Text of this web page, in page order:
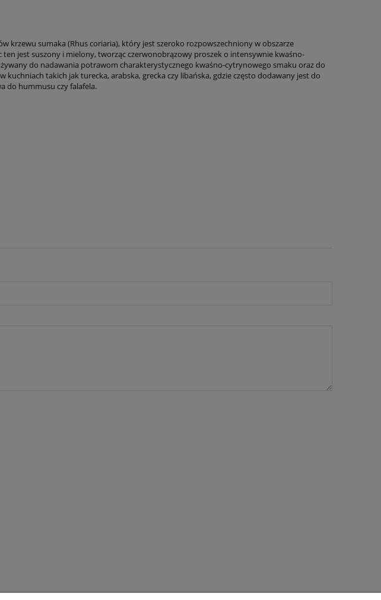
krzewu sumaka (Rhus coriaria), który jest szeroko rozpowszechniony w obszarze
jest suszony i mielony, tworząc czerwonobrązowy proszek o intensywnie kwaśno-
do nadawania potrawom charakterystycznego kwaśno-cytrynowego smaku oraz do
takich jak turecka, arabska, grecka czy libańska, gdzie często dodawany jest do
do hummusu czy falafela.